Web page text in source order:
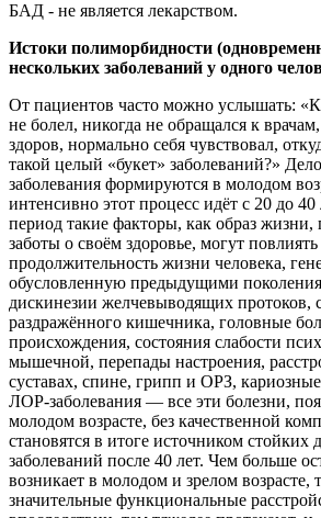
БАД - не является лекарством.
Истоки полиморбидности
нескольких заболеваний у одного
От пациентов часто можно услышать:
не болел, никогда не обращался к
здоров, нормально себя чувствовал,
такой целый «букет» заболеваний?»
заболевания формируются в молодом
интенсивно этот процесс идёт с 20 до
период такие факторы, как образ
заботы о своём здоровье, могут повлиять
продолжительность жизни человека,
обусловленную предыдущими
дискинезии желчевыводящих протоков,
раздражённого кишечника, головные
происхождения, состояния слабости
мышечной, перепады настроения,
суставах, спине, грипп и ОРЗ,
ЛОР-заболевания — все эти болезни,
молодом возрасте, без качественной
становятся в итоге источником стойких
заболеваний после 40 лет. Чем больше
возникает в молодом и зрелом возрасте,
значительные функциональные